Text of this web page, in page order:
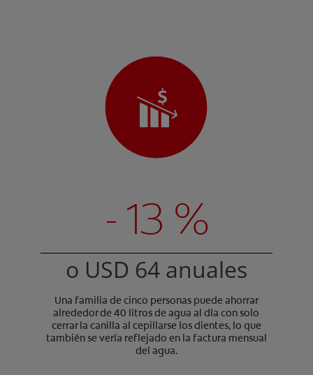
- 13 %
o USD 64 anuales
Una familia de cinco personas puede ahorrar
alrededor de 40 litros de agua al día con solo
cerrar la canilla al cepillarse los dientes, lo que
también se vería reflejado en la factura mensual
del agua.